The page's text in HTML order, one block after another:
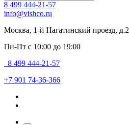
8 499 444-21-57
info@vishco.ru
Москва, 1-й Нагатинский проезд, д.2
Пн-Пт с 10:00 до 19:00
8 499 444-21-57
+7 901 74-36-366